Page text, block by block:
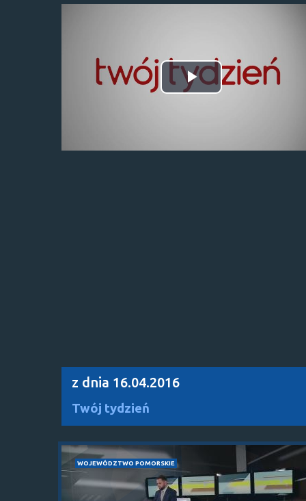
Odtwórz
z dnia 16.04.2016
Twój tydzień
WOJEWÓDZTWO POMORSKIE